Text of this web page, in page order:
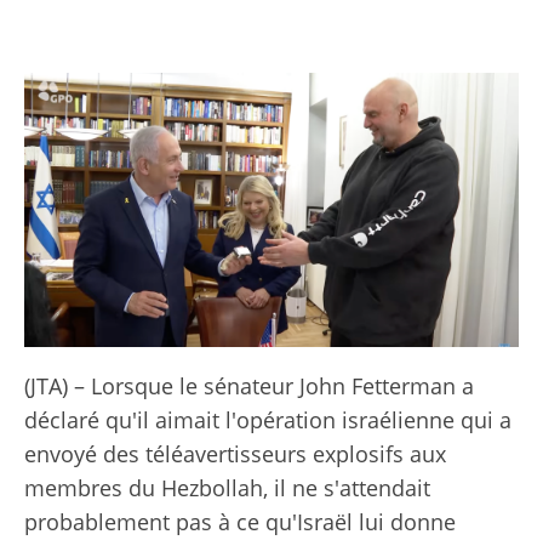
(JTA) – Lorsque le sénateur John Fetterman a
déclaré qu'il aimait l'opération israélienne qui a
envoyé des téléavertisseurs explosifs aux
membres du Hezbollah, il ne s'attendait
probablement pas à ce qu'Israël lui donne